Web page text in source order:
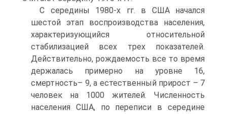
С середины 1980-х гг. в США начался
шестой этап воспроизводства населения,
характеризующийся относительной
стабилизацией всех трех показателей.
Действительно, рождаемость все то время
держалась примерно на уровне 16,
смертность– 9, а естественный прирост – 7
человек на 1000 жителей. Численность
населения США, по переписи в середине